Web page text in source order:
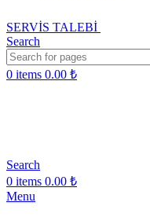
SERVİS TALEBİ
Search
0 items 0.00 ₺
Search
0 items 0.00 ₺
Menu